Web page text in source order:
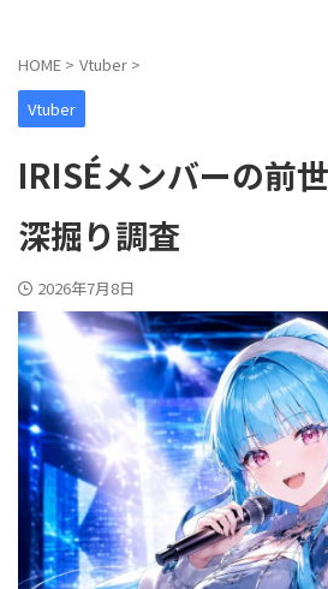
HOME > Vtuber >
Vtuber
IRISÉメンバーの前
深掘り調査
2026年7月8日